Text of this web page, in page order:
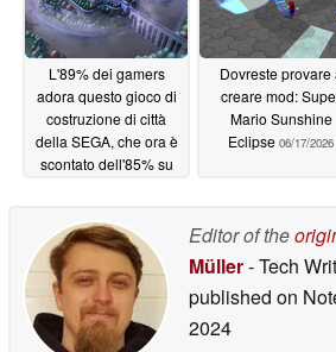
L'89% dei gamers
adora questo gioco di
costruzione di città
della SEGA, che ora è
scontato dell'85% su
Dovreste provare
creare mod:
Mario Sunshine
Eclipse 06/17/2026
Editor of the
Müller- Tech
published on
2024